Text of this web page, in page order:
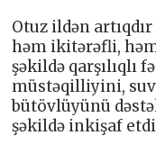
Otuz ildən
həm ikitərəfli,
şəkildə qarşılıqlı
müstəqilliyini,
bütövlüyünü
şəkildə inkişaf